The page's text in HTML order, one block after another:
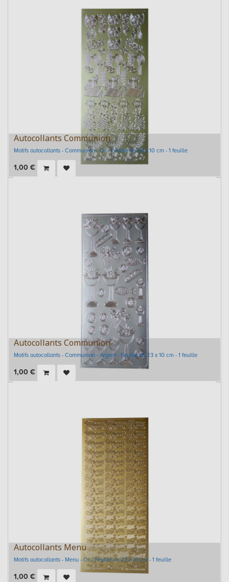
Autocollants Communion
Motifs autocollants - Communion - Or - Feuille de 23 x 10 cm - 1 feuille
1,00 €
Autocollants Communion
Motifs autocollants - Communion - Argent - Feuille de 23 x 10 cm - 1 feuille
1,00 €
Autocollants Menu
Motifs autocollants - Menu - Or - Feuille de 23 x 10 cm - 1 feuille
1,00 €